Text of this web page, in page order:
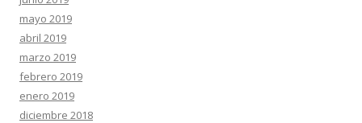
mayo 2019
abril 2019
marzo 2019
febrero 2019
enero 2019
diciembre 2018